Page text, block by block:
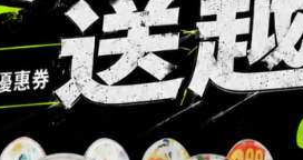
優惠